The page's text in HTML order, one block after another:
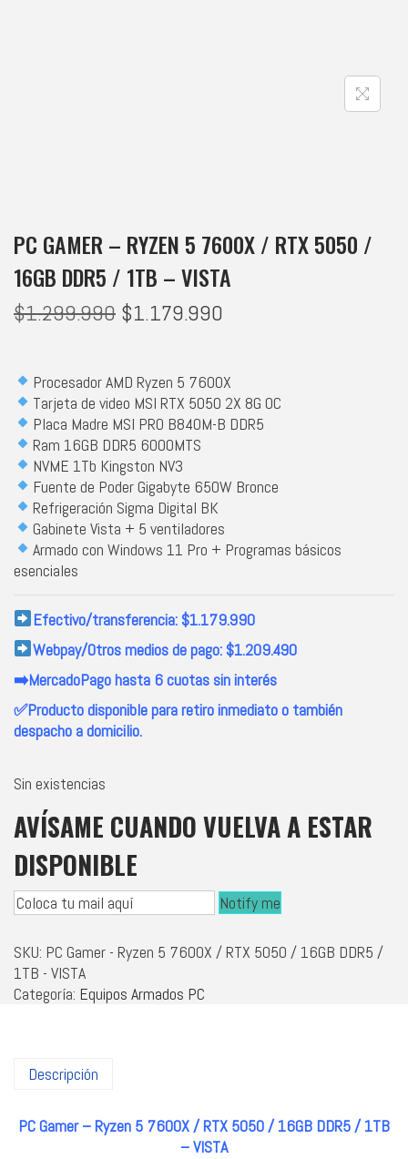
PC GAMER – RYZEN 5 7600X / RTX 5050 /
16GB DDR5 / 1TB – VISTA
$1.299.990 $1.179.990
Procesador AMD Ryzen 5 7600X
Tarjeta de video MSI RTX 5050 2X 8G OC
Placa Madre MSI PRO B840M-B DDR5
Ram 16GB DDR5 6000MTS
NVME 1Tb Kingston NV3
Fuente de Poder Gigabyte 650W Bronce
Refrigeración Sigma Digital BK
Gabinete Vista + 5 ventiladores
Armado con Windows 11 Pro + Programas básicos
esenciales
Efectivo/transferencia: $1.179.990
Webpay/Otros medios de pago: $1.209.490
➡️MercadoPago hasta 6 cuotas sin interés
✅Producto disponible para retiro inmediato o también
despacho a domicilio.
Sin existencias
AVÍSAME CUANDO VUELVA A ESTAR
DISPONIBLE
Notify me
SKU: PC Gamer - Ryzen 5 7600X / RTX 5050 / 16GB DDR5 /
1TB - VISTA
Categoría: Equipos Armados PC
Descripción
PC Gamer – Ryzen 5 7600X / RTX 5050 / 16GB DDR5 / 1TB
– VISTA